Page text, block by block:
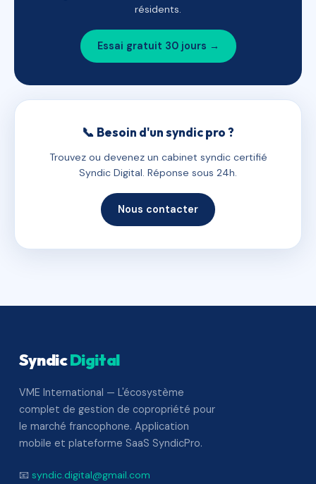
résidents.
Essai gratuit 30 jours →
📞 Besoin d'un syndic pro ?
Trouvez ou devenez un cabinet syndic certifié
Syndic Digital. Réponse sous 24h.
Nous contacter
SyndicDigital
VME International — L'écosystème
complet de gestion de copropriété pour
le marché francophone. Application
mobile et plateforme SaaS SyndicPro.
📧 syndic.digital@gmail.com